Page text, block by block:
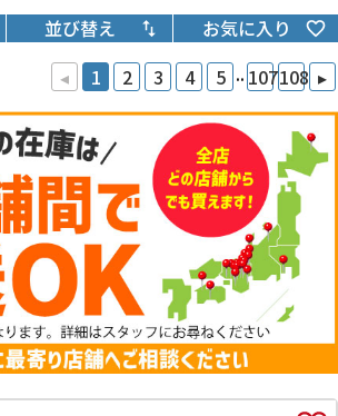
並び替え お気に入り
◂ 1 2 3 4 5 .. 107108 ▸